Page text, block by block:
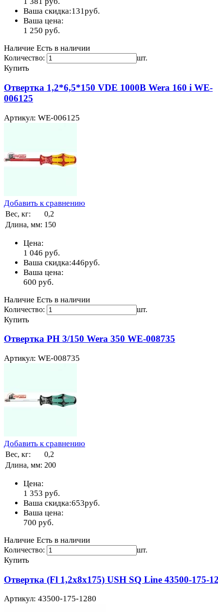
Ваша скидка:131руб.
Ваша цена:
1 250 руб.
Наличие Есть в наличии
Количество: шт.
Купить
Отвертка 1,2*6,5*150 VDE 1000В Wera 160 i WE-
006125
Артикул: WE-006125
Добавить к сравнению
Вес, кг:
0,2
Длина, мм: 150
Цена:
1 046 руб.
Ваша скидка:446руб.
Ваша цена:
600 руб.
Наличие Есть в наличии
Количество: шт.
Купить
Отвертка PH 3/150 Wera 350 WE-008735
Артикул: WE-008735
Добавить к сравнению
Вес, кг:
0,2
Длина, мм: 200
Цена:
1 353 руб.
Ваша скидка:653руб.
Ваша цена:
700 руб.
Наличие Есть в наличии
Количество: шт.
Купить
Отвертка (Fl 1,2x8x175) USH SQ Line 43500-175-
Артикул: 43500-175-1280